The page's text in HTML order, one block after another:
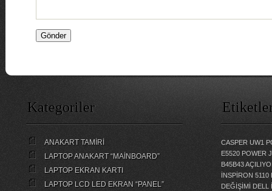
Kategoriler
ANAKART TAMİRİ
LAPTOP ANAKART “MAİNBOARD”
LAPTOP EKRAN KARTI
LAPTOP LCD LED EKRAN “PANEL”
CASPER UW1
E5520 POWER
B45B43
İNSPİRON
DEĞİŞİMİ
DELL